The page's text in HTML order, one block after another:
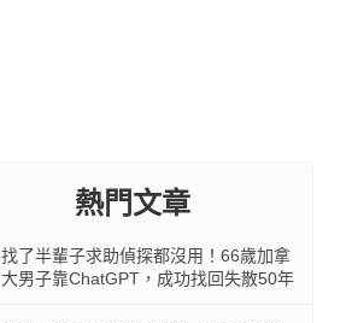
熱門文章
找了半輩子求助偵探都沒用！66歲加拿
大男子靠ChatGPT，成功找回失散50年